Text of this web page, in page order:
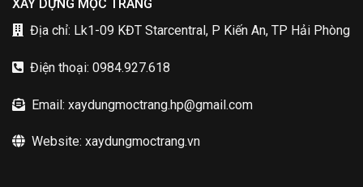
XÂY DỰNG MỘC TRANG
Địa chỉ: Lk1-09 KĐT Starcentral, P Kiến An, TP Hải Phòng
Điện thoại: 0984.927.618
Email: xaydungmoctrang.hp@gmail.com
Website: xaydungmoctrang.vn